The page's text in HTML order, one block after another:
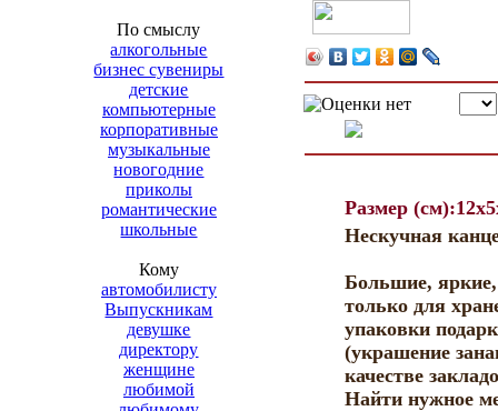
По смыслу
алкогольные
бизнес сувениры
детские
компьютерные
корпоративные
музыкальные
новогодние
приколы
романтические
школьные
Кому
автомобилисту
Выпускникам
девушке
директору
женщине
любимой
Размер
Нескучная
Большие, яркие,
только для
упаковки
(украшение
качестве
Найти нужное